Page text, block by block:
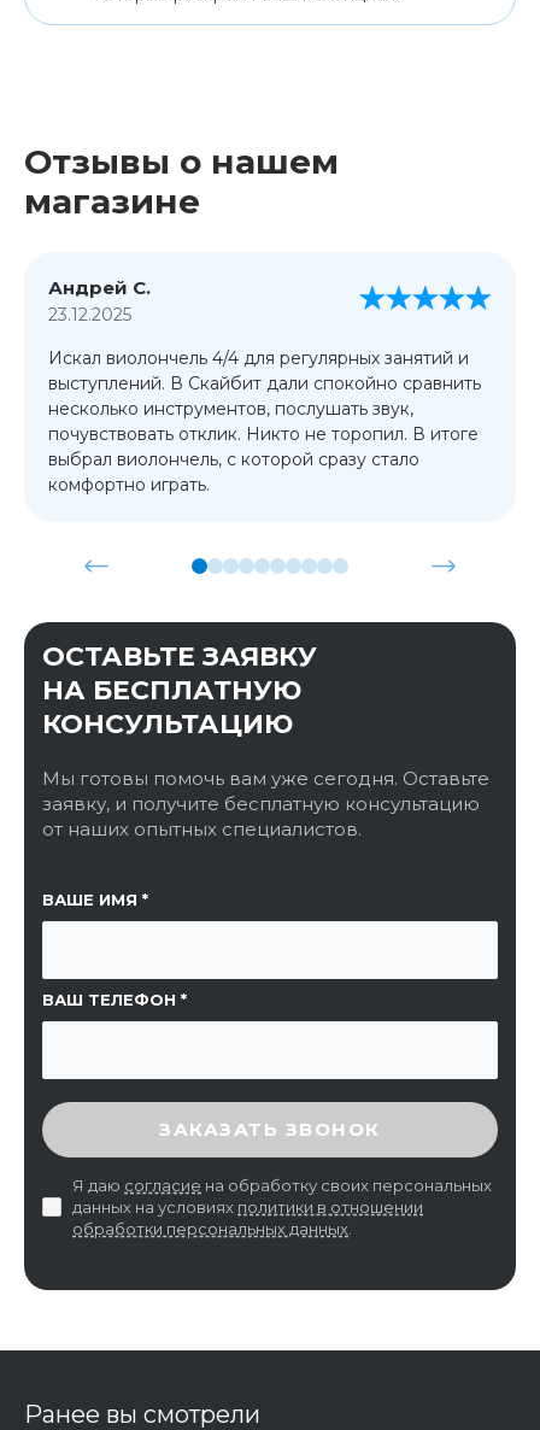
Отзывы о нашем
магазине
Андрей С.
23.12.2025
Искал виолончель 4/4 для регулярных занятий и
выступлений. В Скайбит дали спокойно сравнить
несколько инструментов, послушать звук,
почувствовать отклик. Никто не торопил. В итоге
выбрал виолончель, с которой сразу стало
комфортно играть.
ОСТАВЬТЕ ЗАЯВКУ
НА БЕСПЛАТНУЮ
КОНСУЛЬТАЦИЮ
Мы готовы помочь вам уже сегодня. Оставьте
заявку, и получите бесплатную консультацию
от наших опытных специалистов.
ВАШЕ ИМЯ
ВАШ ТЕЛЕФОН
ССЫЛКА НА СТРАНИЦУ
ВВЕДИТЕ ПРОВЕРОЧНЫЙ КОД
ЗАКАЗАТЬ ЗВОНОК
Я даю согласие на обработку своих персональных
данных на условиях политики в отношении
обработки персональных данных
Ранее вы смотрели